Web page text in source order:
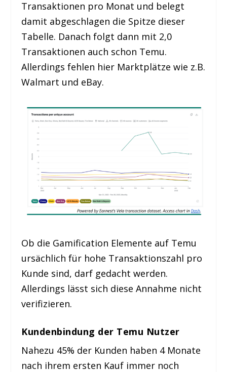
Transaktionen pro Monat und belegt
damit abgeschlagen die Spitze dieser
Tabelle. Danach folgt dann mit 2,0
Transaktionen auch schon Temu.
Allerdings fehlen hier Marktplätze wie z.B.
Walmart und eBay.
Ob die Gamification Elemente auf Temu
ursächlich für hohe Transaktionszahl pro
Kunde sind, darf gedacht werden.
Allerdings lässt sich diese Annahme nicht
verifizieren.
Kundenbindung der Temu Nutzer
Nahezu 45% der Kunden haben 4 Monate
nach ihrem ersten Kauf immer noch